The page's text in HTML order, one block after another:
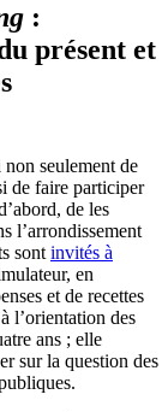
:
présent et
seulement de
de faire participer
de les
l’arrondissement
sont invités à
en
et de recettes
l’orientation des
ans ; elle
sur la question des